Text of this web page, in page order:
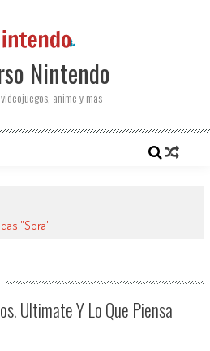
Nintendo
anime y más
"Sora"
Ultimate Y Lo Que Piensa